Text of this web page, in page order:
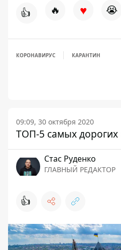
👍 🔥 ♥ 😭
КОРОНАВИРУС КАРАНТИН
09:09, 30 октября 2020
ТОП-5 самых дорогих
Стаc Руденко
ГЛАВНЫЙ РЕДАКТОР
👍